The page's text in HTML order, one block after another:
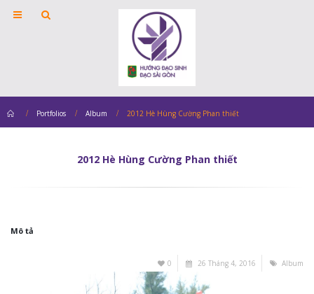
HomePortfolios Album 2012 Hè Hùng Cường Phan thiết
2012 Hè Hùng Cường Phan thiết
Mô tả
0 26 Tháng 4, 2016 Album